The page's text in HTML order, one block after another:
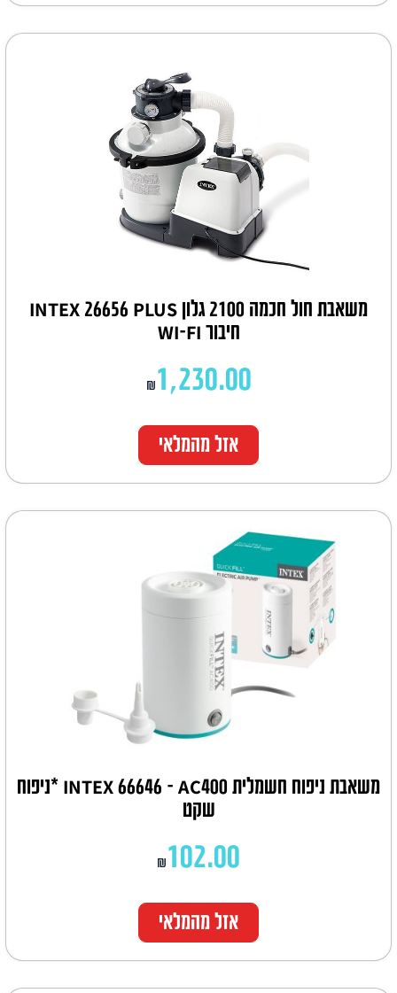
משאבת חול חכמה 2100 גלון INTEX 26656 PLUS
חיבור WI-FI
₪ 1,230.00
אזל מהמלאי
משאבת ניפוח חשמלית INTEX 66646 – AC400 *ניפוח
שקט
₪ 102.00
אזל מהמלאי